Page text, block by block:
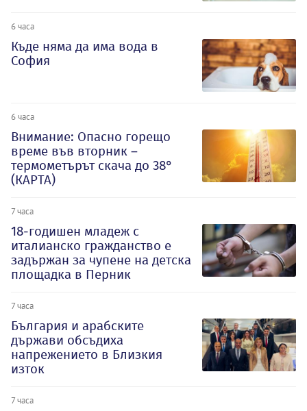
6 часа
Къде няма да има вода в
София
6 часа
Внимание: Опасно горещо
време във вторник –
термометърът скача до 38°
(КАРТА)
7 часа
18-годишен младеж с
италианско гражданство е
задържан за чупене на детска
площадка в Перник
7 часа
България и арабските
държави обсъдиха
напрежението в Близкия
изток
7 часа